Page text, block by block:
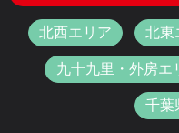
北西エリア 北東
九十九里・外房エ
千葉